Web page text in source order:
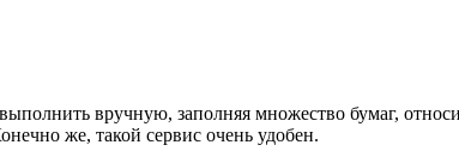
вручную, заполняя множество бумаг,
же, такой сервис очень удобен.